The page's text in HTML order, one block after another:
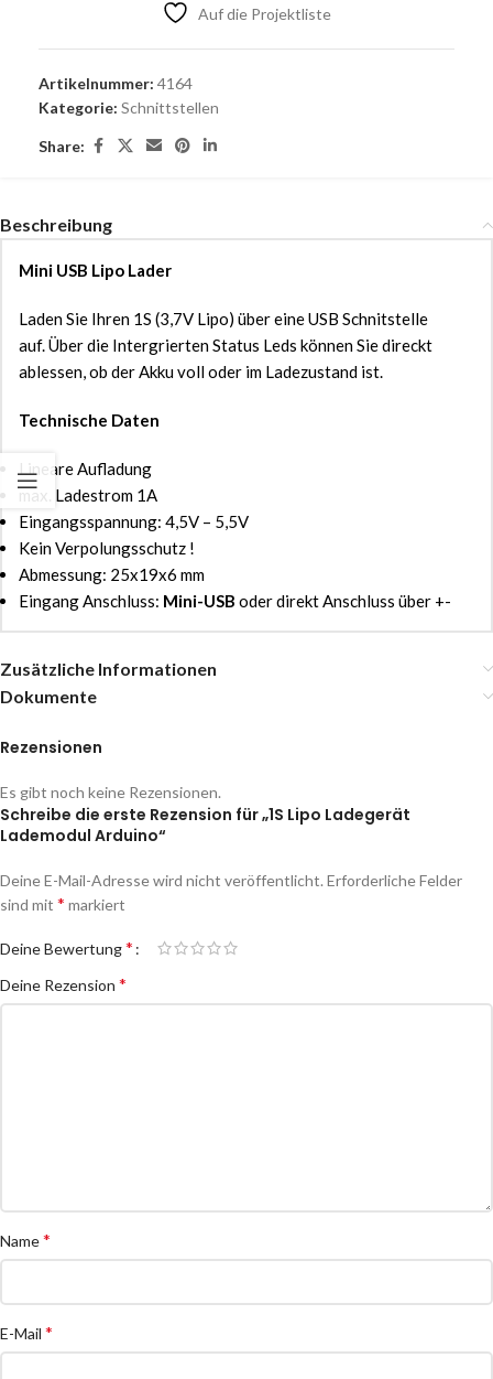
Auf die Projektliste
Artikelnummer: 4164
Kategorie: Schnittstellen
Share:
Beschreibung
Mini USB Lipo Lader
Laden Sie Ihren 1S (3,7V Lipo) über eine USB Schnitstelle
auf. Über die Intergrierten Status Leds können Sie direckt
ablessen, ob der Akku voll oder im Ladezustand ist.
Technische Daten
Lineare Aufladung
max. Ladestrom 1A
Eingangsspannung: 4,5V – 5,5V
Kein Verpolungsschutz !
Abmessung: 25x19x6 mm
Eingang Anschluss: Mini-USB oder direkt Anschluss über +-
Zusätzliche Informationen
Dokumente
Rezensionen
Es gibt noch keine Rezensionen.
Schreibe die erste Rezension für „1S Lipo Ladegerät
Lademodul Arduino“
Deine E-Mail-Adresse wird nicht veröffentlicht. Erforderliche Felder
sind mit * markiert
Deine Bewertung*
Deine Rezension *
Name*
E-Mail *